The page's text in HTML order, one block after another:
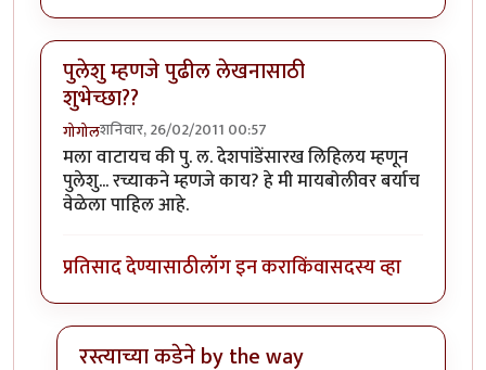
पुलेशु म्हणजे पुढील लेखनासाठी
शुभेच्छा??
गोगोलशनिवार, 26/02/2011 00:57
मला वाटायच की पु. ल. देशपांडेंसारख लिहिलय म्हणून
पुलेशु... रच्याकने म्हणजे काय? हे मी मायबोलीवर बर्याच
वेळेला पाहिल आहे.
प्रतिसाद देण्यासाठीलॉग इन कराकिंवासदस्य व्हा
रस्त्याच्या कडेने by the way